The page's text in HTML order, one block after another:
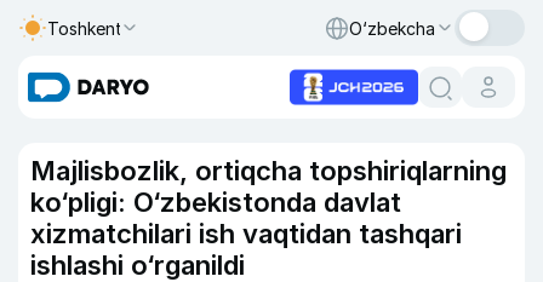
Toshkent O‘zbekcha
Majlisbozlik, ortiqcha topshiriqlarning
ko‘pligi: O‘zbekistonda davlat
xizmatchilari ish vaqtidan tashqari
ishlashi o‘rganildi